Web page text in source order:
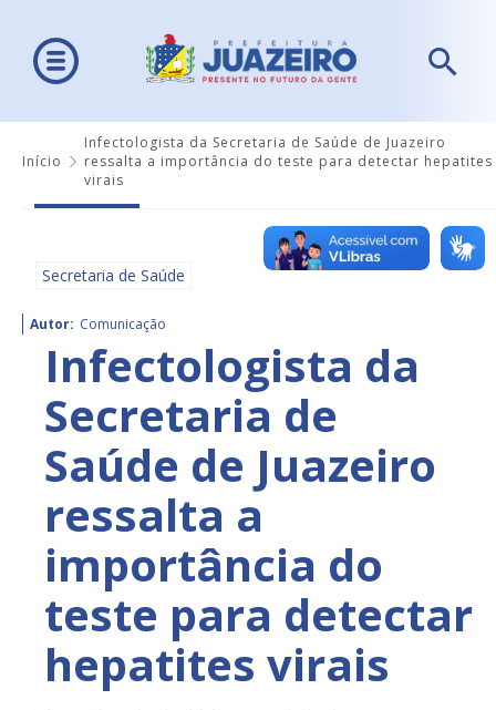
Início
Infectologista da Secretaria de Saúde de Juazeiro
ressalta a importância do teste para detectar hepatites
virais
Secretaria de Saúde
Autor: Comunicação
Infectologista da
Secretaria de
Saúde de Juazeiro
ressalta a
importância do
teste para detectar
hepatites virais